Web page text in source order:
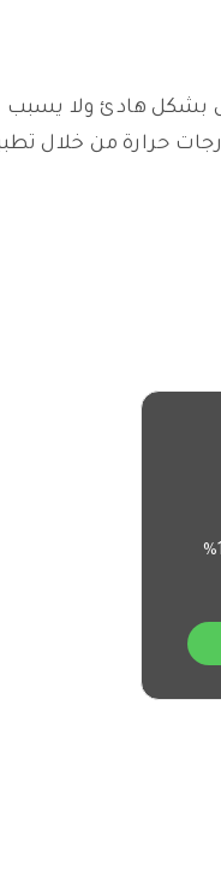
هادئ ولا يسبب
حرارة من خلال